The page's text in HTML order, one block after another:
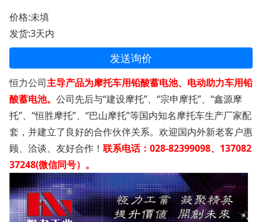
价格:未填
发货:3天内
发送询价
恒力公司主导产品为摩托车用铅酸蓄电池、电动助力车用铅
酸蓄电池。 公司先后与“建设摩托”、“宗申摩托”、“鑫源摩
托”、“恒胜摩托”、“巴山摩托”等国内知名摩托车生产厂家配
套，并建立了良好的合作伙伴关系。欢迎国内外新老客户惠
顾、洽谈、友好合作！ 联系电话：028-82399098、137082
37248(微信同号）。